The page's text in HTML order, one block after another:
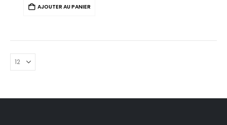
AJOUTER AU PANIER